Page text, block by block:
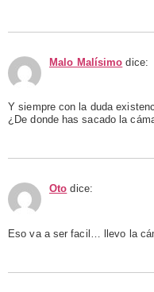
Malo Malísimo dice:
Y siempre con la duda
¿De donde has sacado la
Oto dice:
Eso va a ser facil… llevo la